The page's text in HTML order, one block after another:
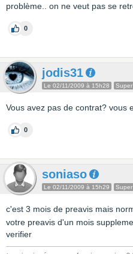
problème.. on ne veut pas se
0
jodis31
Le 02/11/2009 à 15h28
Vous avez pas de contrat? vous
0
soniaso
Le 02/11/2009 à 15h29
c'est 3 mois de preavis mais
votre preavis d'un mois
verifier